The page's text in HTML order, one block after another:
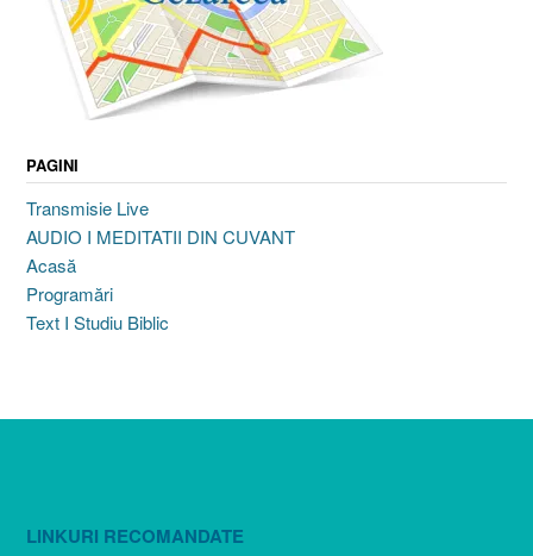
PAGINI
Transmisie Live
AUDIO I MEDITATII DIN CUVANT
Acasă
Programări
Text I Studiu Biblic
LINKURI RECOMANDATE